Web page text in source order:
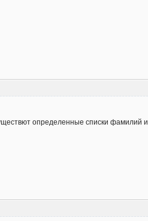
определенные списки фамилий и